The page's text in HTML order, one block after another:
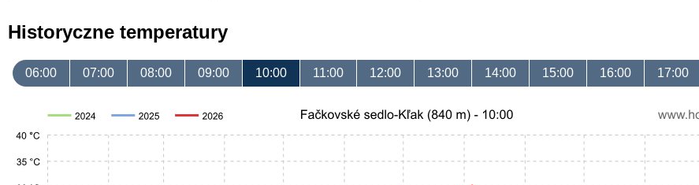
Historyczne temperatury
06:00 07:00 08:00 09:00 10:00 11:00 12:00 13:00 14:00 15:00 16:00 17:00